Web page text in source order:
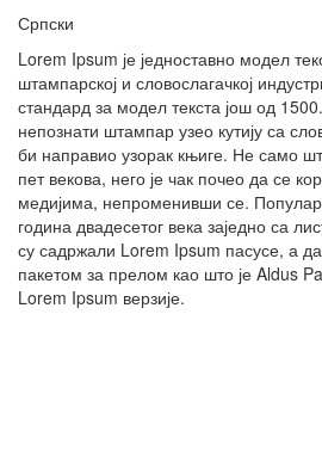
Српски
Lorem Ipsum је једноставно модел
штампарској и словослагачкој
стандард за модел текста још од
непознати штампар узео кутију са
би направио узорак књиге. Не само
пет векова, него је чак почео да се
медијима, непроменивши се.
година двадесетог века заједно са
су садржали Lorem Ipsum пасусе, а
пакетом за прелом као што је Aldus
Lorem Ipsum верзије.